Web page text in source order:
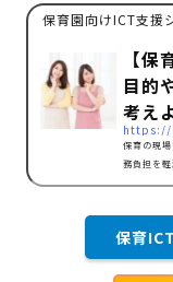
保育園向けICT支援
【
目的
考え
保育の現
務負担を
われてい
指導案や
作業の内
での手間
め保育現
保育